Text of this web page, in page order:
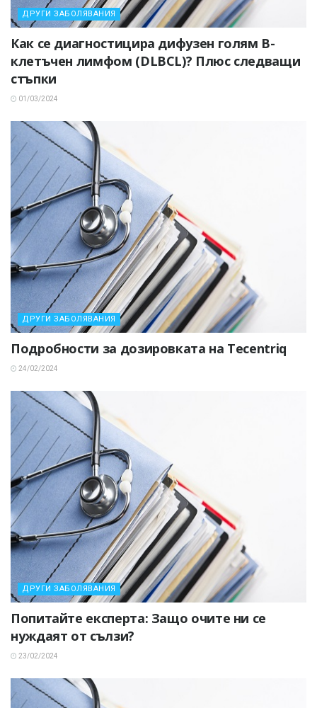
ДРУГИ ЗАБОЛЯВАНИЯ
Как се диагностицира дифузен голям В-
клетъчен лимфом (DLBCL)? Плюс следващи
стъпки
01/03/2024
ДРУГИ ЗАБОЛЯВАНИЯ
Подробности за дозировката на Tecentriq
24/02/2024
ДРУГИ ЗАБОЛЯВАНИЯ
Попитайте експерта: Защо очите ни се
нуждаят от сълзи?
23/02/2024